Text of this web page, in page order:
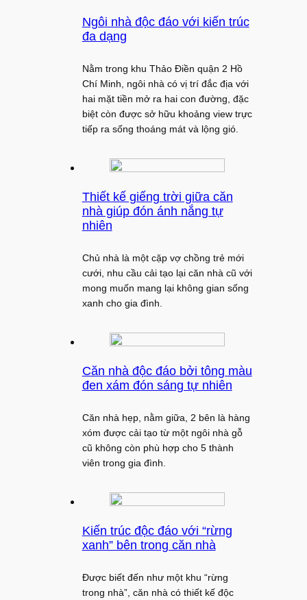
Ngôi nhà độc đáo với kiến trúc
đa dạng
Nằm trong khu Thảo Điền quận 2 Hồ
Chí Minh, ngôi nhà có vị trí đắc địa với
hai mặt tiền mở ra hai con đường, đặc
biệt còn được sở hữu khoảng view trực
tiếp ra sống thoáng mát và lộng gió.
Thiết kế giếng trời giữa căn
nhà giúp đón ánh nắng tự
nhiên
Chủ nhà là một cặp vợ chồng trẻ mới
cưới, nhu cầu cải tạo lại căn nhà cũ với
mong muốn mang lại không gian sống
xanh cho gia đình.
Căn nhà độc đáo bởi tông màu
đen xám đón sáng tự nhiên
Căn nhà hẹp, nằm giữa, 2 bên là hàng
xóm được cải tạo từ một ngôi nhà gỗ
cũ không còn phù hợp cho 5 thành
viên trong gia đình.
Kiến trúc độc đáo với “rừng
xanh” bên trong căn nhà
Được biết đến như một khu “rừng
trong nhà”, căn nhà có thiết kế độc